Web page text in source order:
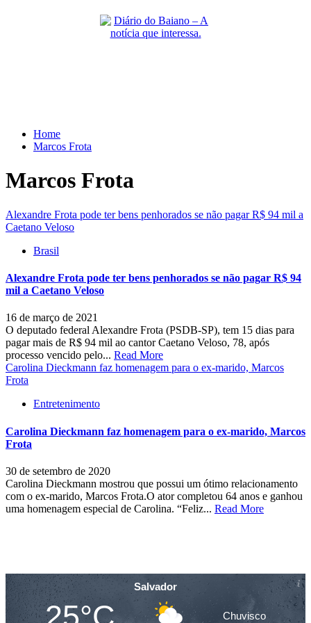
Home
Marcos Frota
Marcos Frota
Alexandre Frota pode ter bens penhorados se não pagar R$ 94 mil a
Caetano Veloso
Brasil
Alexandre Frota pode ter bens penhorados se não pagar R$ 94
mil a Caetano Veloso
16 de março de 2021
O deputado federal Alexandre Frota (PSDB-SP), tem 15 dias para
pagar mais de R$ 94 mil ao cantor Caetano Veloso, 78, após
processo vencido pelo... Read More
Carolina Dieckmann faz homenagem para o ex-marido, Marcos
Frota
Entretenimento
Carolina Dieckmann faz homenagem para o ex-marido, Marcos
Frota
30 de setembro de 2020
Carolina Dieckmann mostrou que possui um ótimo relacionamento
com o ex-marido, Marcos Frota.O ator completou 64 anos e ganhou
uma homenagem especial de Carolina. “Feliz... Read More
Salvador
Chuvisco